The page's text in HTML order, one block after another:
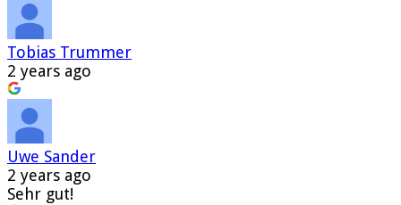
Tobias Trummer
2 years ago
Uwe Sander
2 years ago
Sehr gut!